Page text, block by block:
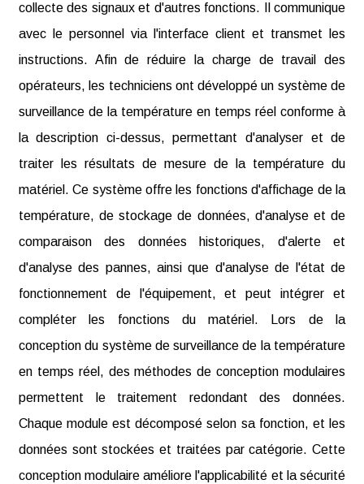
collecte des signaux et d'autres fonctions. Il communique
avec le personnel via l'interface client et transmet les
instructions. Afin de réduire la charge de travail des
opérateurs, les techniciens ont développé un système de
surveillance de la température en temps réel conforme à
la description ci-dessus, permettant d'analyser et de
traiter les résultats de mesure de la température du
matériel. Ce système offre les fonctions d'affichage de la
température, de stockage de données, d'analyse et de
comparaison des données historiques, d'alerte et
d'analyse des pannes, ainsi que d'analyse de l'état de
fonctionnement de l'équipement, et peut intégrer et
compléter les fonctions du matériel. Lors de la
conception du système de surveillance de la température
en temps réel, des méthodes de conception modulaires
permettent le traitement redondant des données.
Chaque module est décomposé selon sa fonction, et les
données sont stockées et traitées par catégorie. Cette
conception modulaire améliore l'applicabilité et la sécurité